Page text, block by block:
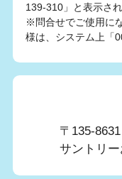
139-310」と表示され
※問合せでご使用に
様は、システム上「
〒135-
サントリ